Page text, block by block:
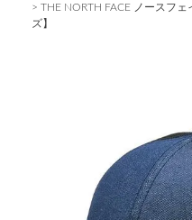
THE NORTH FACE ノースフ
ズ】